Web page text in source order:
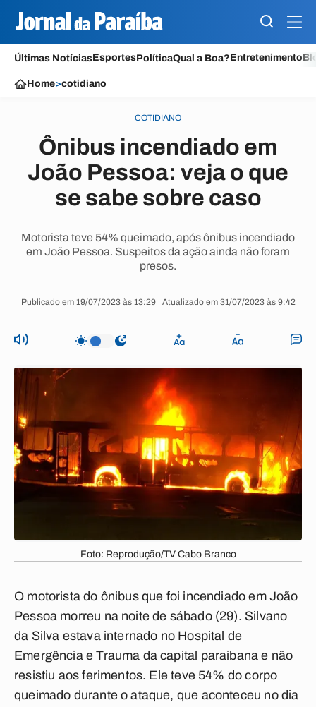
Últimas NotíciasEsportesPolíticaQual a Boa?Entretenimento
Home>cotidiano
COTIDIANO
Ônibus incendiado em
João Pessoa: veja o que
se sabe sobre caso
Motorista teve 54% queimado, após ônibus incendiado
em João Pessoa. Suspeitos da ação ainda não foram
presos.
Publicado em 19/07/2023 às 13:29 | Atualizado em 31/07/2023 às 9:42
Foto: Reprodução/TV Cabo Branco
O motorista do ônibus que foi incendiado em João
Pessoa morreu na noite de sábado (29). Silvano
da Silva estava internado no Hospital de
Emergência e Trauma da capital paraibana e não
resistiu aos ferimentos. Ele teve 54% do corpo
queimado durante o ataque, que aconteceu no dia